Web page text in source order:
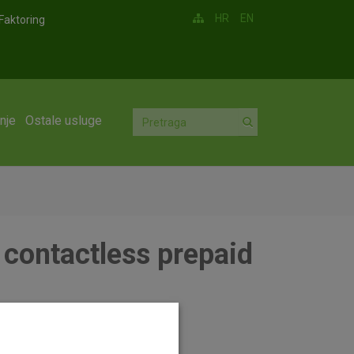
Faktoring HR EN
Ostale usluge
prepaid